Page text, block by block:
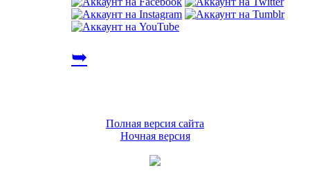
➥
Полная версия сайта
Ночная версия